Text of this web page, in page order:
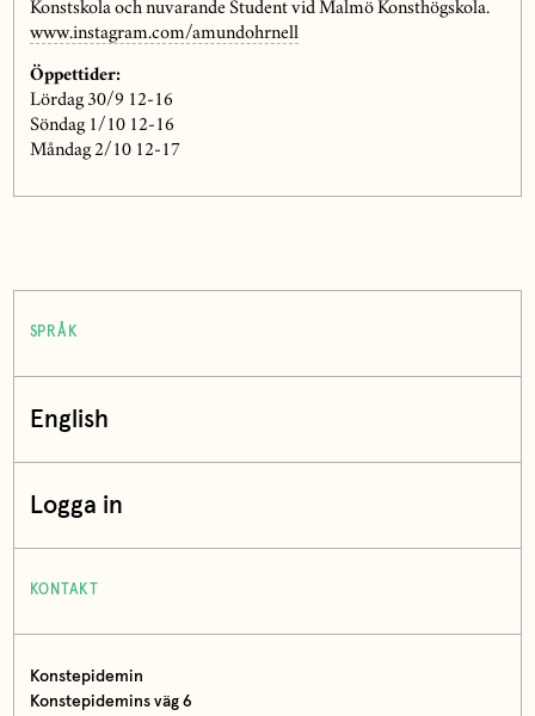
Konstskola och nuvarande Student vid Malmö Konsthögskola.
www.instagram.com/amundohrnell
Öppettider:
Lördag 30/9 12-16
Söndag 1/10 12-16
Måndag 2/10 12-17
SPRÅK
English
Logga in
KONTAKT
Konstepidemin
Konstepidemins väg 6